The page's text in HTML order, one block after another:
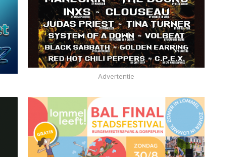
Advertentie